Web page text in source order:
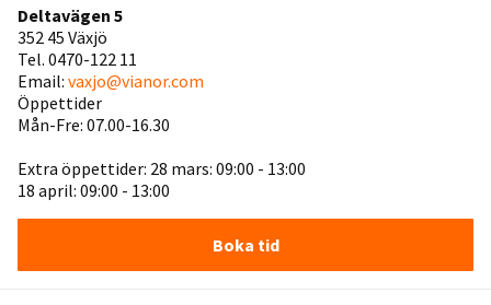
Deltavägen 5
352 45 Växjö
Tel. 0470-122 11
Email: vaxjo@vianor.com
Öppettider
Mån-Fre: 07.00-16.30
Extra öppettider: 28 mars: 09:00 - 13:00
18 april: 09:00 - 13:00
Boka tid